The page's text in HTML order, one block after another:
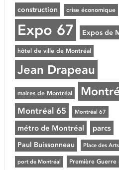
construction crise économique
Expo 67 Expos de
hôtel de ville de Montréal
Jean Drapeau
maires de Montréal
Montréal 65 Montréal 67
métro de Montréal parcs
Paul Buissonneau Place des Arts
port de Montréal Première Guerre